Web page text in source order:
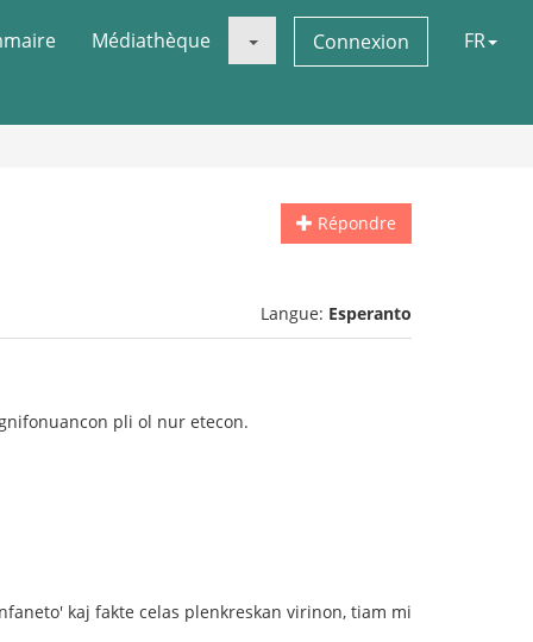
Médiathèque Connexion FR
Répondre
Langue: Esperanto
pli ol nur etecon.
kaj fakte celas plenkreskan virinon, tiam mi